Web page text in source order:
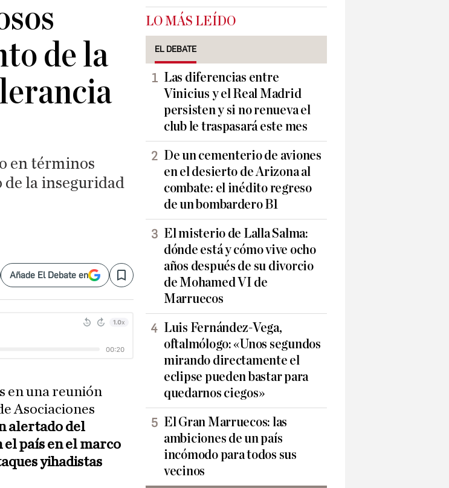
de la
en términos
la inseguridad
Añade El Debate en Save
en una reunión
Asociaciones
alertado del
país en el marco
yihadistas
LO MÁS LEÍDO
EL DEBATE
Las diferencias entre
Vinicius y el Real Madrid
persisten y si no renueva el
club le traspasará este mes
De un cementerio de aviones
en el desierto de Arizona al
combate: el inédito regreso
de un bombardero B1
El misterio de Lalla Salma:
dónde está y cómo vive ocho
años después de su divorcio
de Mohamed VI de
Marruecos
Luis Fernández-Vega,
oftalmólogo: «Unos segundos
mirando directamente el
eclipse pueden bastar para
quedarnos ciegos»
El Gran Marruecos: las
ambiciones de un país
incómodo para todos sus
vecinos